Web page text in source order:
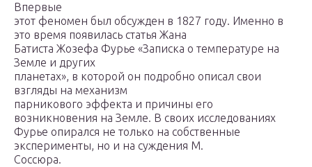
Впервые
этот феномен был обсужден в 1827 году. Именно в
это время появилась статья Жана
Батиста Жозефа Фурье «Записка о температуре на
Земле и других
планетах», в которой он подробно описал свои
взгляды на механизм
парникового эффекта и причины его
возникновения на Земле. В своих исследованиях
Фурье опирался не только на собственные
эксперименты, но и на суждения М.
Соссюра.